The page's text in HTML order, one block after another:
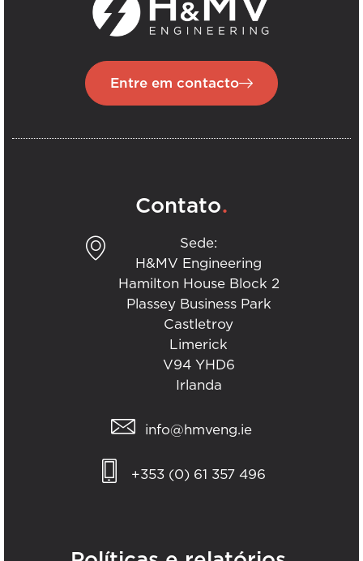
Entre em contacto
Contato.
Sede:
H&MV Engineering
Hamilton House Block 2
Plassey Business Park
Castletroy
Limerick
V94 YHD6
Irlanda
info@hmveng.ie
+353 (0) 61 357 496